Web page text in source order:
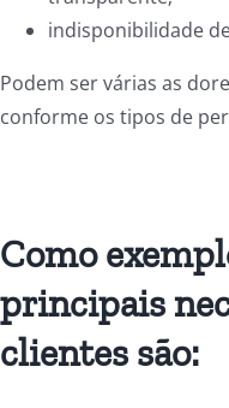
indisponibilidade
Podem ser várias as
conforme os tipos de
Como
principais
clientes são: